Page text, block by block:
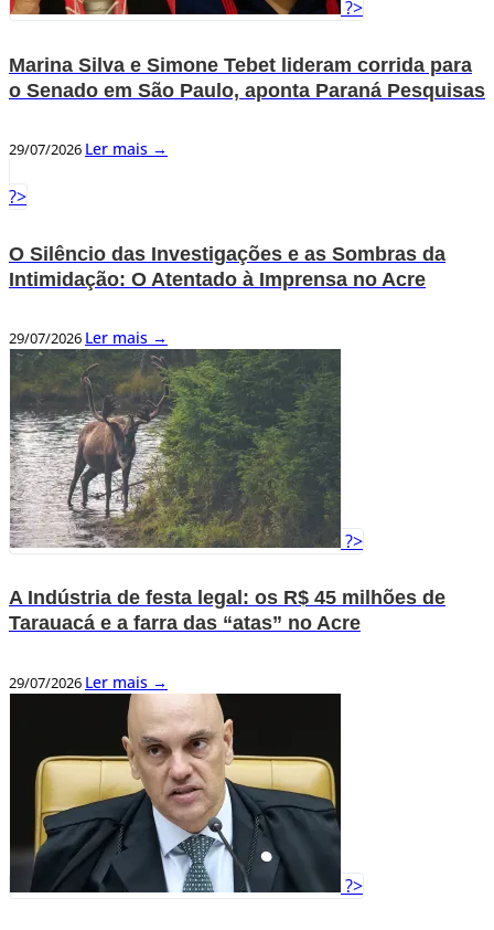
?>
Marina Silva e Simone Tebet lideram corrida para
o Senado em São Paulo, aponta Paraná Pesquisas
29/07/2026 Ler mais →
?>
O Silêncio das Investigações e as Sombras da
Intimidação: O Atentado à Imprensa no Acre
29/07/2026 Ler mais →
?>
A Indústria de festa legal: os R$ 45 milhões de
Tarauacá e a farra das “atas” no Acre
29/07/2026 Ler mais →
?>